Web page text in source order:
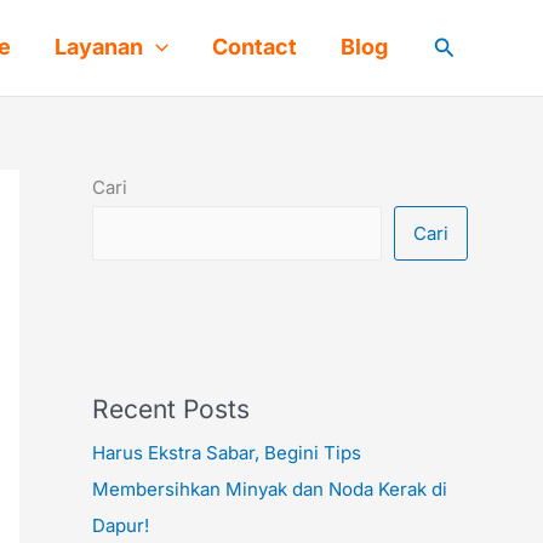
Layanan Contact Blog Cari
Cari
Cari
Recent Posts
Harus Ekstra Sabar, Begini Tips
Membersihkan Minyak dan Noda Kerak di
Dapur!